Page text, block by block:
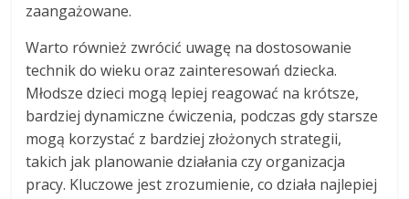
zaangażowane.
Warto również zwrócić uwagę na dostosowanie
technik do wieku oraz zainteresowań dziecka.
Młodsze dzieci mogą lepiej reagować na krótsze,
bardziej dynamiczne ćwiczenia, podczas gdy starsze
mogą korzystać z bardziej złożonych strategii,
takich jak planowanie działania czy organizacja
pracy. Kluczowe jest zrozumienie, co działa najlepiej